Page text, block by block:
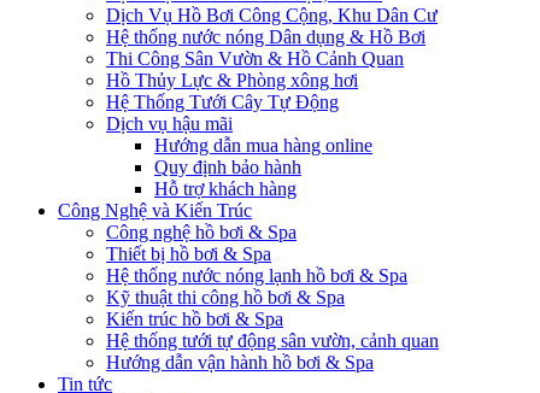
Dịch Vụ Hồ Bơi Công Cộng, Khu Dân Cư
Hệ thống nước nóng Dân dụng & Hồ Bơi
Thi Công Sân Vườn & Hồ Cảnh Quan
Hồ Thủy Lực & Phòng xông hơi
Hệ Thống Tưới Cây Tự Động
Dịch vụ hậu mãi
Hướng dẫn mua hàng online
Quy định bảo hành
Hỗ trợ khách hàng
Công Nghệ và Kiến Trúc
Công nghệ hồ bơi & Spa
Thiết bị hồ bơi & Spa
Hệ thống nước nóng lạnh hồ bơi & Spa
Kỹ thuật thi công hồ bơi & Spa
Kiến trúc hồ bơi & Spa
Hệ thống tưới tự động sân vườn, cảnh quan
Hướng dẫn vận hành hồ bơi & Spa
Tin tức